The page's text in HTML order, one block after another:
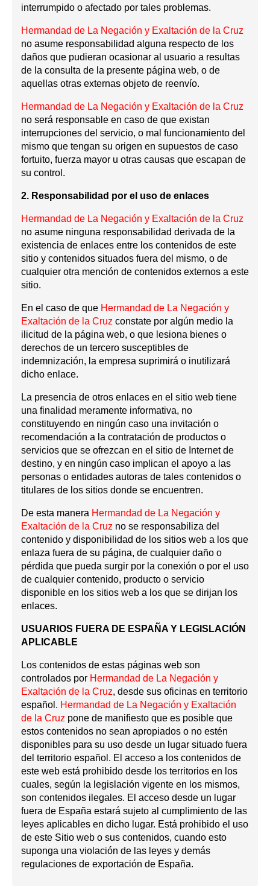
interrumpido o afectado por tales problemas.
Hermandad de La Negación y Exaltación de la Cruz
no asume responsabilidad alguna respecto de los
daños que pudieran ocasionar al usuario a resultas
de la consulta de la presente página web, o de
aquellas otras externas objeto de reenvío.
Hermandad de La Negación y Exaltación de la Cruz
no será responsable en caso de que existan
interrupciones del servicio, o mal funcionamiento del
mismo que tengan su origen en supuestos de caso
fortuito, fuerza mayor u otras causas que escapan de
su control.
2. Responsabilidad por el uso de enlaces
Hermandad de La Negación y Exaltación de la Cruz
no asume ninguna responsabilidad derivada de la
existencia de enlaces entre los contenidos de este
sitio y contenidos situados fuera del mismo, o de
cualquier otra mención de contenidos externos a este
sitio.
En el caso de que Hermandad de La Negación y
Exaltación de la Cruz constate por algún medio la
ilicitud de la página web, o que lesiona bienes o
derechos de un tercero susceptibles de
indemnización, la empresa suprimirá o inutilizará
dicho enlace.
La presencia de otros enlaces en el sitio web tiene
una finalidad meramente informativa, no
constituyendo en ningún caso una invitación o
recomendación a la contratación de productos o
servicios que se ofrezcan en el sitio de Internet de
destino, y en ningún caso implican el apoyo a las
personas o entidades autoras de tales contenidos o
titulares de los sitios donde se encuentren.
De esta manera Hermandad de La Negación y
Exaltación de la Cruz no se responsabiliza del
contenido y disponibilidad de los sitios web a los que
enlaza fuera de su página, de cualquier daño o
pérdida que pueda surgir por la conexión o por el uso
de cualquier contenido, producto o servicio
disponible en los sitios web a los que se dirijan los
enlaces.
USUARIOS FUERA DE ESPAÑA Y LEGISLACIÓN
APLICABLE
Los contenidos de estas páginas web son
controlados por Hermandad de La Negación y
Exaltación de la Cruz, desde sus oficinas en territorio
español. Hermandad de La Negación y Exaltación
de la Cruz pone de manifiesto que es posible que
estos contenidos no sean apropiados o no estén
disponibles para su uso desde un lugar situado fuera
del territorio español. El acceso a los contenidos de
este web está prohibido desde los territorios en los
cuales, según la legislación vigente en los mismos,
son contenidos ilegales. El acceso desde un lugar
fuera de España estará sujeto al cumplimiento de las
leyes aplicables en dicho lugar. Está prohibido el uso
de este Sitio web o sus contenidos, cuando esto
suponga una violación de las leyes y demás
regulaciones de exportación de España.